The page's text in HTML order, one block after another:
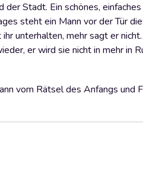
Stadt. Ein schönes, einfaches
steht ein Mann vor der Tür
unterhalten, mehr sagt er
er wird sie nicht in mehr in
vom Rätsel des Anfangs und